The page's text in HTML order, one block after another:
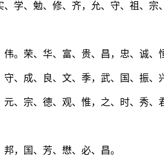
学、勉、修、齐，允、守、祖、
荣、华、富、贵、昌，忠、诚、
、成、良、文、季，武、国、振、
、宗、德、观、惟，之、时、秀
，国、芳、懋、必、昌。